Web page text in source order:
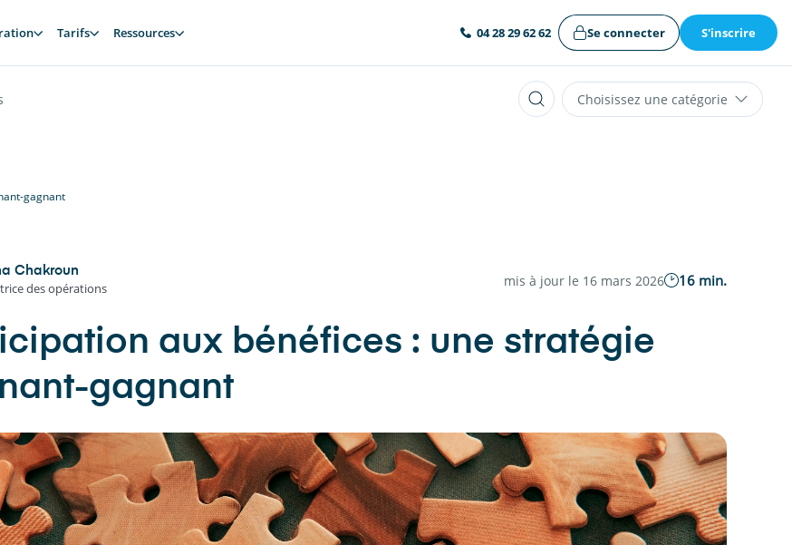
Tarifs Ressources 04 28 29 62 62 Se connecter S'inscrire
Choisissez une catégorie
gagnant
Chakroun
des opérations mis à jour le 16 mars 2026 16 min.
aux bénéfices : une stratégie
gagnant